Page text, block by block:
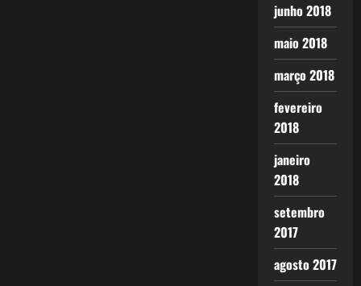
junho 2018
maio 2018
março 2018
fevereiro
2018
janeiro
2018
setembro
2017
agosto 2017